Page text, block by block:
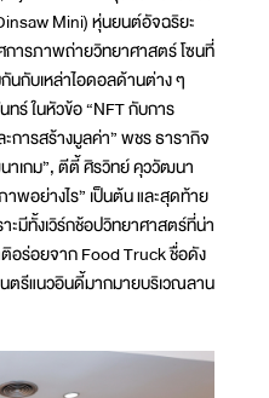
Mini) หุ่นยนต์อัจฉริยะ
การภาพถ่ายวิทยาศาสตร์ โซนที่
นกับเหล่าไอดอลด้านต่าง ๆ
ร์ ในหัวข้อ “NFT กับการ
การสร้างมูลค่า” พชร ธารากิจ
เกม”, ตีตี้ ศิรวิทย์ คุววัฒนา
พอย่างไร” เป็นต้น และสุดท้าย
ะมีทั้งเวิร์กช้อปวิทยาศาสตร์ที่น่า
อร่อยจาก Food Truck ชื่อดัง
ตรีแนวอินดี้มากมายบริเวณลาน